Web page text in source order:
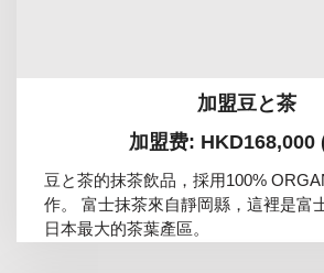
加盟豆と茶
加盟费: HKD168,000
豆と茶的抹茶飲品，採用100%
作。 富士抹茶來自靜岡縣，這裡是富
日本最大的茶葉產區。